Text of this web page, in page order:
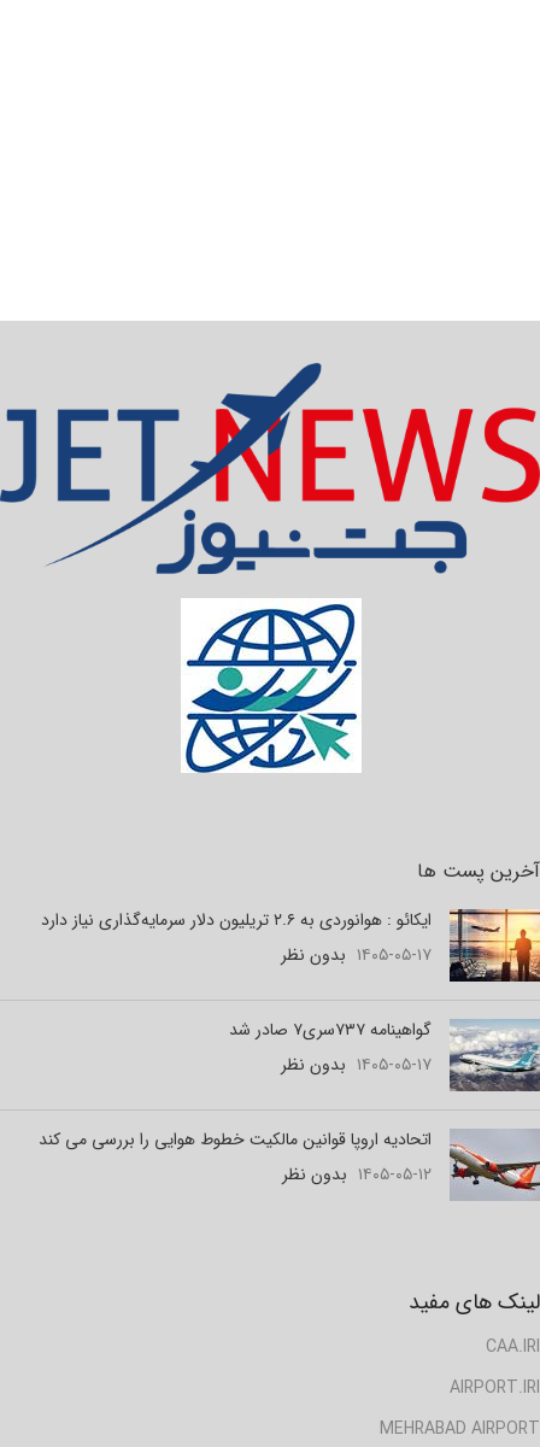
آخرین پست ها
ایکائو : هوانوردی به ۲.۶ تریلیون دلار سرمایه‌گذاری نیاز دارد
۱۴۰۵-۰۵-۱۷ بدون نظر
گواهینامه ۷۳۷سری۷ صادر شد
۱۴۰۵-۰۵-۱۷ بدون نظر
اتحادیه اروپا قوانین مالکیت خطوط هوایی را بررسی می کند
۱۴۰۵-۰۵-۱۲ بدون نظر
لینک های مفید
CAA.IRI
AIRPORT.IRI
MEHRABAD AIRPORT